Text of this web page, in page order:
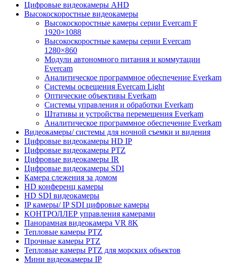
Цифровые видеокамеры AHD
Высокоскоростные видеокамеры
Высокоскоростные камеры серии Evercam F
1920×1088
Высокоскоростные камеры серии Evercam
1280×860
Модули автономного питания и коммутации
Evercam
Аналитическое программное обеспечение Everkam
Системы освещения Evercam Light
Оптические объективы Everkam
Системы управления и обработки Everkam
Штативы и устройства перемещения Everkam
Аналитическое программное обеспечение Everkam
Видеокамеры/ системы для ночной съемки и видения
Цифровые видеокамеры HD IP
Цифровые видеокамеры PTZ
Цифровые видеокамеры IR
Цифровые видеокамеры SDI
Камера слежения за домом
HD конференц камеры
HD SDI видеокамеры
IP камеры/ IP SDI цифровые камеры
КОНТРОЛЛЕР управления камерами
Панорамная видеокамера VR 8K
Тепловые камеры PTZ
Прочные камеры PTZ
Тепловые камеры PTZ для морских объектов
Мини видеокамеры IP